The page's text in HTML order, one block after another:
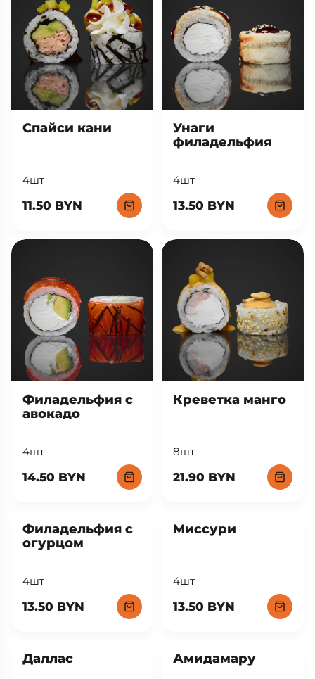
Спайси кани
4шт
11.50 BYN
Унаги
филадельфия
4шт
13.50 BYN
Филадельфия с
авокадо
4шт
14.50 BYN
Креветка манго
8шт
21.90 BYN
Филадельфия с
огурцом
4шт
13.50 BYN
Миссури
4шт
13.50 BYN
Даллас Амидамару